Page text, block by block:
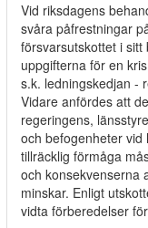
Vid riksdagens
svåra påfrestningar
försvarsutskottet i sitt
uppgifterna för en
s.k. ledningskedjan -
Vidare anfördes att
regeringens,
och befogenheter vid
tillräcklig förmåga
och konsekvenserna
minskar. Enligt
vidta förberedelser